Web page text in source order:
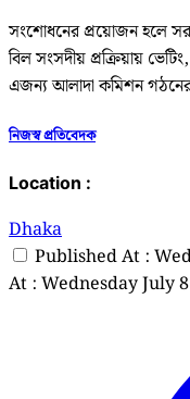
সংশোধনের প্রয়োজন হলে
বিল সংসদীয় প্রক্রিয়ায়
এজন্য আলাদা কমিশন
নিজস্ব প্রতিবেদক
Location :
Dhaka
Published At :
At : Wednesday July